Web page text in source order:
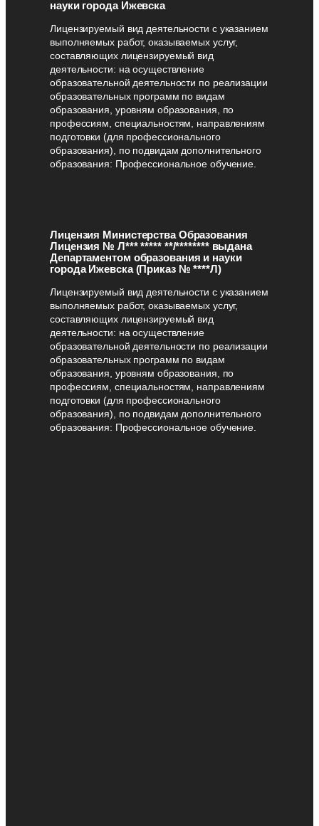
науки города Ижевска
Лицензируемый вид деятельности с указанием
выполняемых работ, оказываемых услуг,
составляющих лицензируемый вид
деятельности: на осуществление
образовательной деятельности по реализации
образовательных программ по видам
образования, уровням образования, по
профессиям, специальностям, направлениям
подготовки (для профессионального
образования), по подвидам дополнительного
образования: Профессиональное обучение.
Лицензия Министерства Образования
Лицензия № Л*** ***** **/******** выдана
Департаментом образования и науки
города Ижевска (Приказ № ****Л)
Лицензируемый вид деятельности с указанием
выполняемых работ, оказываемых услуг,
составляющих лицензируемый вид
деятельности: на осуществление
образовательной деятельности по реализации
образовательных программ по видам
образования, уровням образования, по
профессиям, специальностям, направлениям
подготовки (для профессионального
образования), по подвидам дополнительного
образования: Профессиональное обучение.